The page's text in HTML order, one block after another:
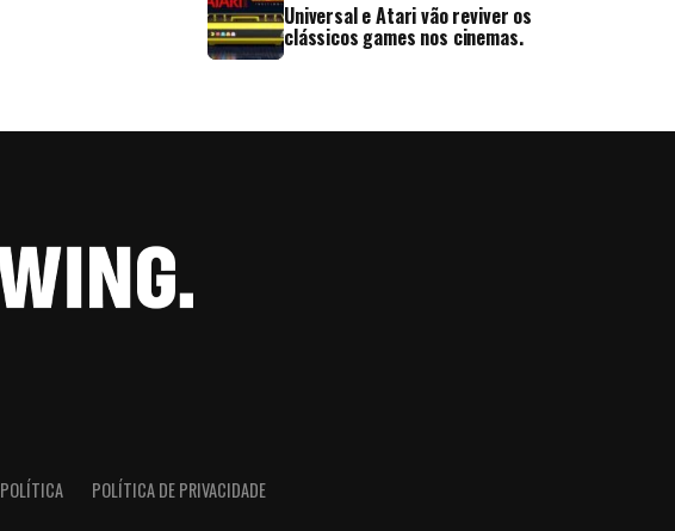
Universal e Atari vão reviver os
clássicos games nos cinemas.
POLÍTICA POLÍTICA DE PRIVACIDADE